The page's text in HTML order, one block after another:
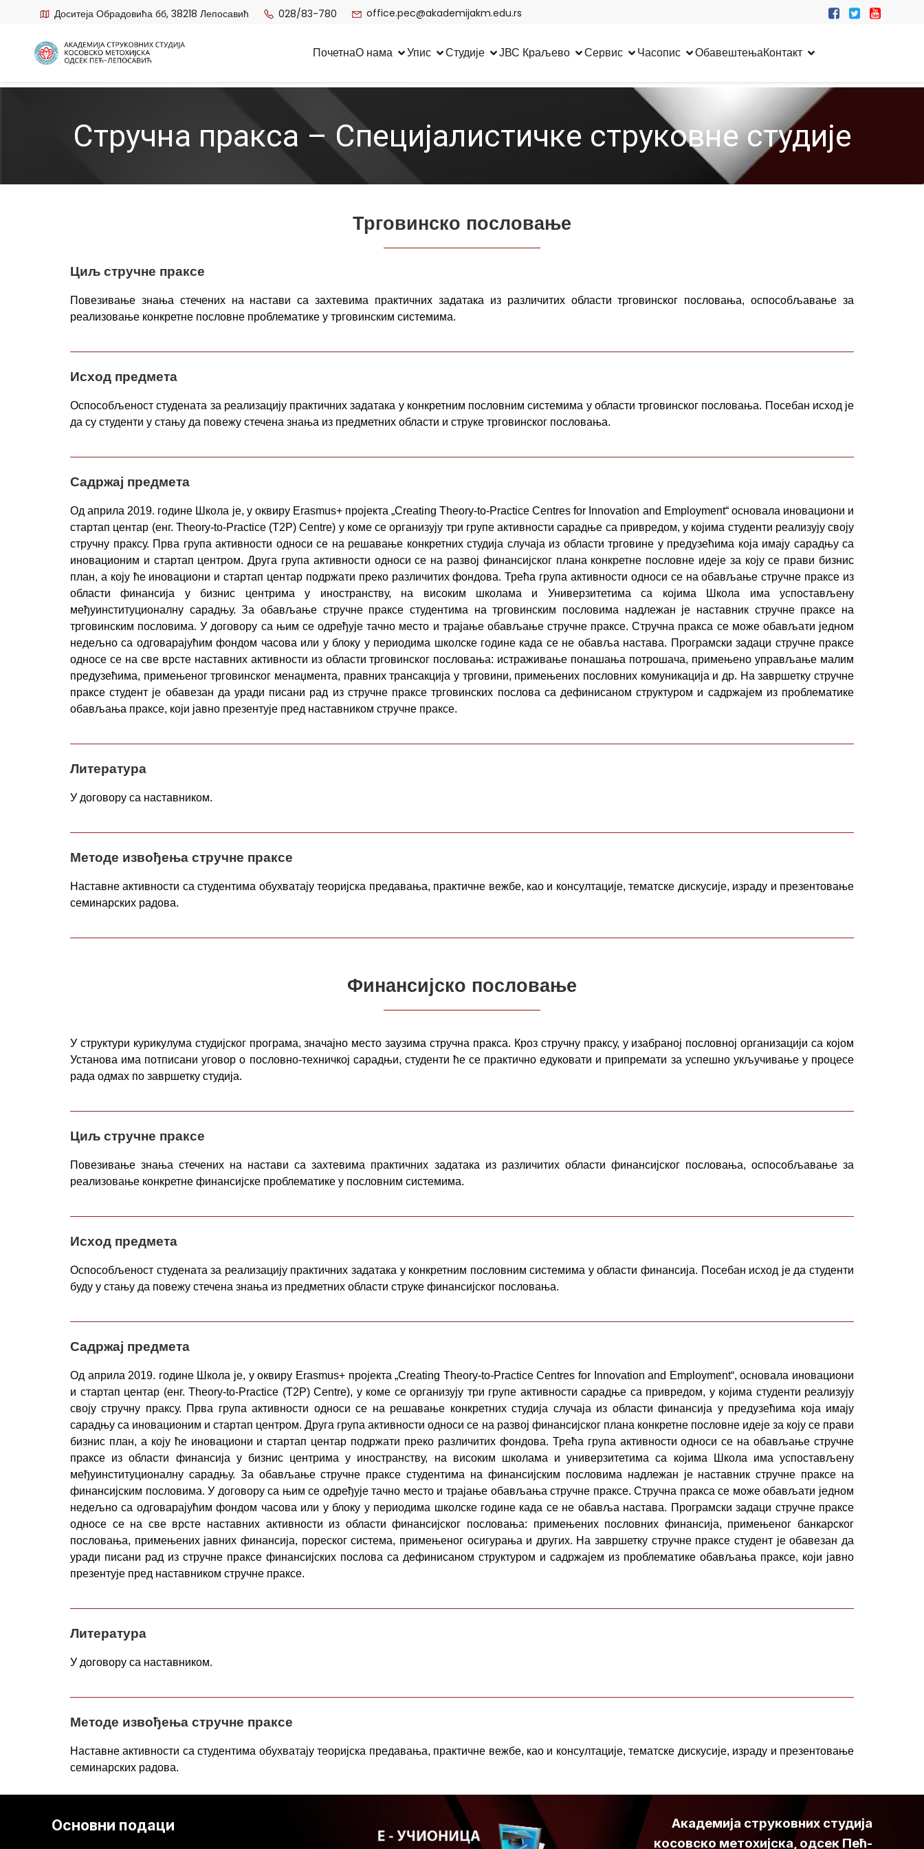
Доситеја Обрадовића бб, 38218 Лепосавић 028/83-780 office.pec@akademijakm.edu.rs
ПочетнаО нама Упис Студије ЈВС Краљево Сервис Часопис ОбавештењаКонтакт
Стручна пракса – Специјалистичке струковне студије
Трговинско пословање
Циљ стручне праксе
Повезивање знања стечених на настави са захтевима практичних задатака из различитих области трговинског пословања, оспособљавање за
реализовање конкретне пословне проблематике у трговинским системима.
Исход предмета
Оспособљеност студената за реализацију практичних задатака у конкретним пословним системима у области трговинског пословања. Посебан исход је
да су студенти у стању да повежу стечена знања из предметних области и струке трговинског пословања.
Садржај предмета
Од априла 2019. године Школа је, у оквиру Erasmus+ пројекта „Creating Theory-to-Practice Centres for Innovation and Employment“ основала иновациони и
стартап центар (енг. Theory-to-Practice (T2P) Centre) у коме се организују три групе активности сарадње са привредом, у којима студенти реализују своју
стручну праксу. Прва група активности односи се на решавање конкретних студија случаја из области трговине у предузећима која имају сарадњу са
иновационим и стартап центром. Друга група активности односи се на развој финансијског плана конкретне пословне идеје за коју се прави бизнис
план, а коју ће иновациони и стартап центар подржати преко различитих фондова. Трећа група активности односи се на обављање стручне праксе из
области финансија у бизнис центрима у иностранству, на високим школама и Универзитетима са којима Школа има успостављену
међуинституционалну сарадњу. За обављање стручне праксе студентима на трговинским пословима надлежан је наставник стручне праксе на
трговинским пословима. У договору са њим се одређује тачно место и трајање обављање стручне праксе. Стручна пракса се може обављати једном
недељно са одговарајућим фондом часова или у блоку у периодима школске године када се не обавља настава. Програмски задаци стручне праксе
односе се на све врсте наставних активности из области трговинског пословања: истраживање понашања потрошача, примењено управљање малим
предузећима, примењеног трговинског менаџмента, правних трансакција у трговини, примењених пословних комуникација и др. На завршетку стручне
праксе студент је обавезан да уради писани рад из стручне праксе трговинских послова са дефинисаном структуром и садржајем из проблематике
обављања праксе, који јавно презентује пред наставником стручне праксе.
Литература
У договору са наставником.
Методе извођења стручне праксе
Наставне активности са студентима обухватају теоријска предавања, практичне вежбе, као и консултације, тематске дискусије, израду и презентовање
семинарских радова.
Финансијско пословање
У структури курикулума студијског програма, значајно место заузима стручна пракса. Кроз стручну праксу, у изабраној пословној организацији са којом
Установа има потписани уговор о пословно-техничкој сарадњи, студенти ће се практично едуковати и припремати за успешно укључивање у процесе
рада одмах по завршетку студија.
Циљ стручне праксе
Повезивање знања стечених на настави са захтевима практичних задатака из различитих области финансијског пословања, оспособљавање за
реализовање конкретне финансијске проблематике у пословним системима.
Исход предмета
Оспособљеност студената за реализацију практичних задатака у конкретним пословним системима у области финансија. Посебан исход је да студенти
буду у стању да повежу стечена знања из предметних области струке финансијског пословања.
Садржај предмета
Од априла 2019. године Школа је, у оквиру Erasmus+ пројекта „Creating Theory-to-Practice Centres for Innovation and Employment“, основала иновациони
и стартап центар (енг. Theory-to-Practice (T2P) Centre), у коме се организују три групе активности сарадње са привредом, у којима студенти реализују
своју стручну праксу. Прва група активности односи се на решавање конкретних студија случаја из области финансија у предузећима која имају
сарадњу са иновационим и стартап центром. Друга група активности односи се на развој финансијског плана конкретне пословне идеје за коју се прави
бизнис план, а коју ће иновациони и стартап центар подржати преко различитих фондова. Трећа група активности односи се на обављање стручне
праксе из области финансија у бизнис центрима у иностранству, на високим школама и универзитетима са којима Школа има успостављену
међуинституционалну сарадњу. За обављање стручне праксе студентима на финансијским пословима надлежан је наставник стручне праксе на
финансијским пословима. У договору са њим се одређује тачно место и трајање обављања стручне праксе. Стручна пракса се може обављати једном
недељно са одговарајућим фондом часова или у блоку у периодима школске године када се не обавља настава. Програмски задаци стручне праксе
односе се на све врсте наставних активности из области финансијског пословања: примењених пословних финансија, примењеног банкарског
пословања, примењених јавних финансија, пореског система, примењеног осигурања и других. На завршетку стручне праксе студент је обавезан да
уради писани рад из стручне праксе финансијских послова са дефинисаном структуром и садржајем из проблематике обављања праксе, који јавно
презентује пред наставником стручне праксе.
Литература
У договору са наставником.
Методе извођења стручне праксе
Наставне активности са студентима обухватају теоријска предавања, практичне вежбе, као и консултације, тематске дискусије, израду и презентовање
семинарских радова.
Основни подаци
Академија струковних студија
косовско метохијска, одсек Пећ-